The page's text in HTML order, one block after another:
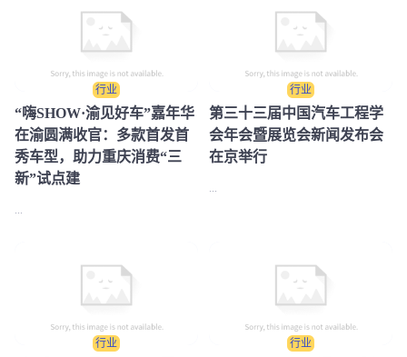
行业
​“嗨SHOW·渝见好车”嘉年华
在渝圆满收官：多款首发首
秀车型，助力重庆消费“三
新”试点建
...
行业
第三十三届中国汽车工程学
会年会暨展览会新闻发布会
在京举行
...
行业 行业